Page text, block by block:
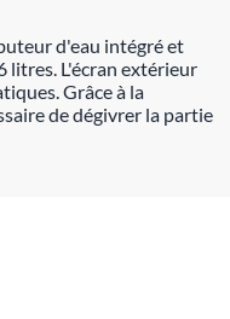
d'eau intégré et
litres. L'écran extérieur
Grâce à la
de dégivrer la partie